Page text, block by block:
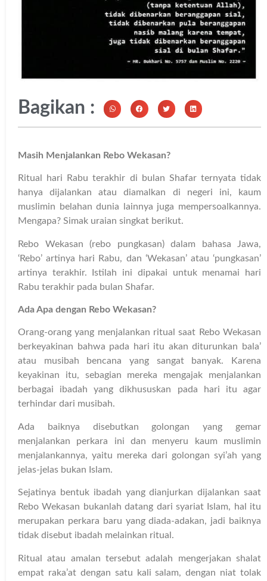
Bagikan :
Masih Menjalankan Rebo Wekasan?
Ritual hari Rabu terakhir di bulan Shafar ternyata tidak
hanya dijalankan atau diamalkan di negeri ini, kaum
muslimin belahan dunia lainnya juga mempersoalkannya.
Mengapa? Simak uraian singkat berikut.
Rebo Wekasan (rebo pungkasan) dalam bahasa Jawa,
‘Rebo’ artinya hari Rabu, dan ‘Wekasan’ atau ‘pungkasan’
artinya terakhir. Istilah ini dipakai untuk menamai hari
Rabu terakhir pada bulan Shafar.
Ada Apa dengan Rebo Wekasan?
Orang-orang yang menjalankan ritual saat Rebo Wekasan
berkeyakinan bahwa pada hari itu akan diturunkan bala’
atau musibah bencana yang sangat banyak. Karena
keyakinan itu, sebagian mereka mengajak menjalankan
berbagai ibadah yang dikhususkan pada hari itu agar
terhindar dari musibah.
Ada baiknya disebutkan golongan yang gemar
menjalankan perkara ini dan menyeru kaum muslimin
menjalankannya, yaitu mereka dari golongan syi’ah yang
jelas-jelas bukan Islam.
Sejatinya bentuk ibadah yang dianjurkan dijalankan saat
Rebo Wekasan bukanlah datang dari syariat Islam, hal itu
merupakan perkara baru yang diada-adakan, jadi baiknya
tidak disebut ibadah melainkan ritual.
Ritual atau amalan tersebut adalah mengerjakan shalat
empat raka’at dengan satu kali salam, dengan niat tolak